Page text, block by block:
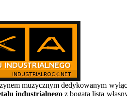
muzycznym dedykowanym
industrialnegoz bogatą listą